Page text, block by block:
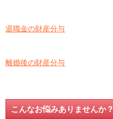
退職金の財産分与
離婚後の財産分与
こんなお悩みありませんか？